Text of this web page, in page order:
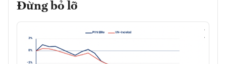
Đừng bỏ lỡ